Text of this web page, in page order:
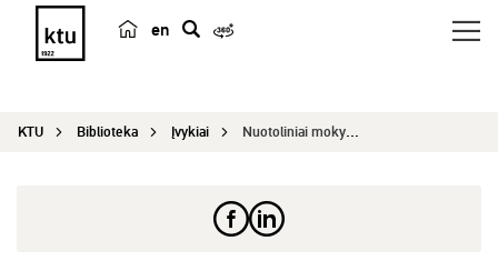
en
e
KTU Biblioteka Įvykiai Nuotoliniai mokymai studentams „Kaip rasti socia...